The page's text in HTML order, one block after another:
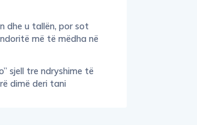
dhe u tallën, por sot
më të mëdha në
sjell tre ndryshime të
dimë deri tani